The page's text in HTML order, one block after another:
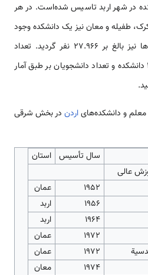
شهر زرقا و 11 دانشکده در شهر اربد تاسیس شده‌است. در هر
طفیله و معان نیز یک دانشکده وجود
. تعداد دانشجویان آن‌ها نیز بالغ بر 27.966 نفر گردید. تعداد
دانشکده‌ها در بخش غربی به 14 دانشکده و تعداد دانشجویان بر طبق آمار
اردن در بخش شرقی
سال تأسیس
استان
عالی
1952
عمان
1956
اربد
1964
اربد
1972
عمان
1972
عمان
1974
معان